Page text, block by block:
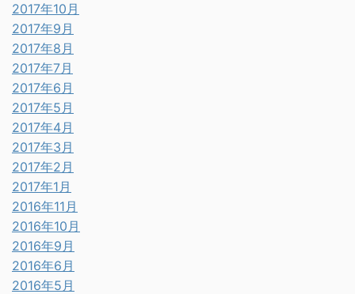
2017年10月
2017年9月
2017年8月
2017年7月
2017年6月
2017年5月
2017年4月
2017年3月
2017年2月
2017年1月
2016年11月
2016年10月
2016年9月
2016年6月
2016年5月